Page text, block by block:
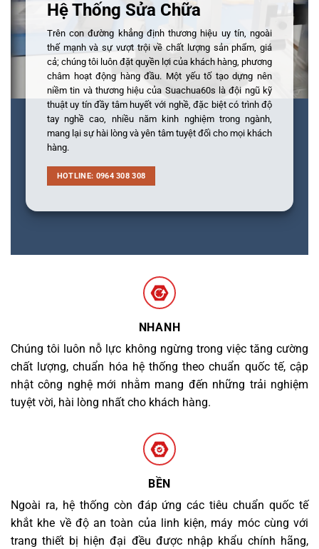
Hệ Thống Sửa Chữa
Trên con đường khẳng định thương hiệu uy tín, ngoài
thế mạnh và sự vượt trội về chất lượng sản phẩm, giá
cả; chúng tôi luôn đặt quyền lợi của khách hàng, phương
châm hoạt động hàng đầu. Một yếu tố tạo dựng nên
niềm tin và thương hiệu của Suachua60s là đội ngũ kỹ
thuật uy tín đầy tâm huyết với nghề, đặc biệt có trình độ
tay nghề cao, nhiều năm kinh nghiệm trong ngành,
mang lại sự hài lòng và yên tâm tuyệt đối cho mọi khách
hàng.
HOTLINE: 0964 308 308
NHANH
Chúng tôi luôn nỗ lực không ngừng trong việc tăng cường
chất lượng, chuẩn hóa hệ thống theo chuẩn quốc tế, cập
nhật công nghệ mới nhằm mang đến những trải nghiệm
tuyệt vời, hài lòng nhất cho khách hàng.
BỀN
Ngoài ra, hệ thống còn đáp ứng các tiêu chuẩn quốc tế
khắt khe về độ an toàn của linh kiện, máy móc cùng với
trang thiết bị hiện đại đều được nhập khẩu chính hãng,